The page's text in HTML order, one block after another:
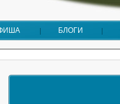
БЛОГИ